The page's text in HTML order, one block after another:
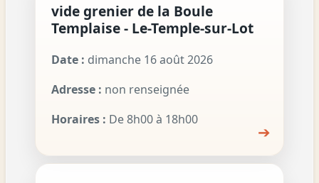
vide grenier de la Boule
Templaise - Le-Temple-sur-Lot
Date : dimanche 16 août 2026
Adresse : non renseignée
Horaires : De 8h00 à 18h00
➔